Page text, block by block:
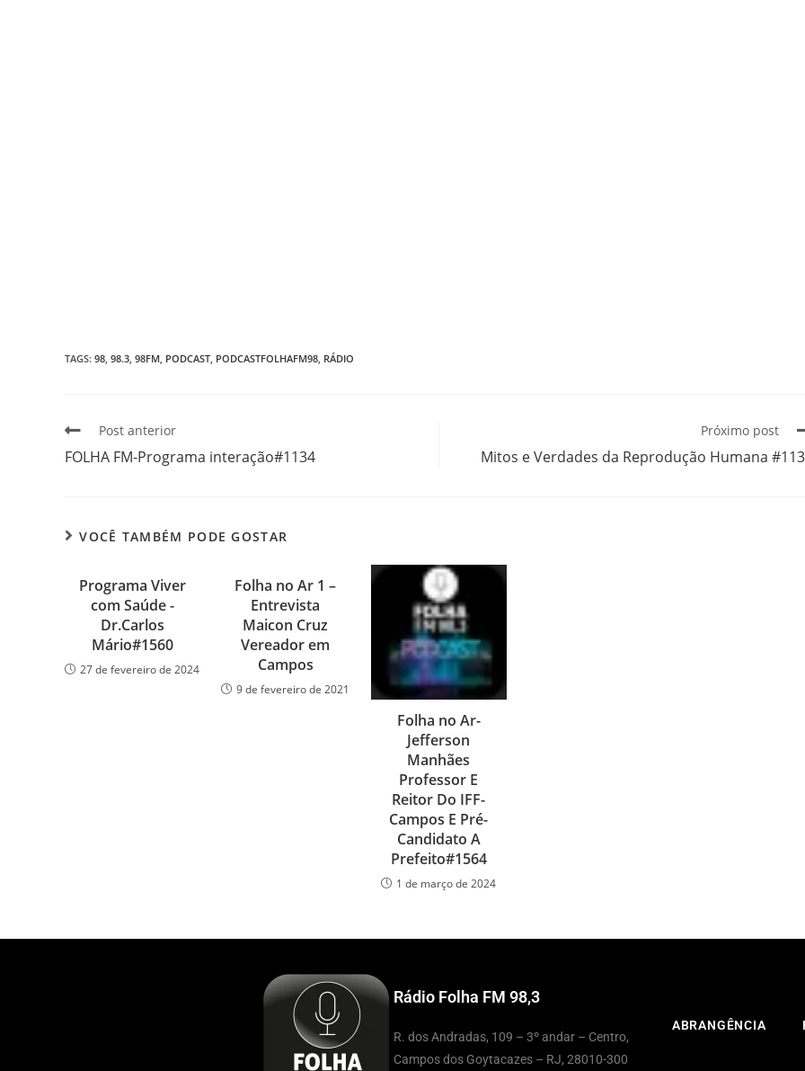
TAGS: 98 98.3 98FM PODCAST PODCASTFOLHAFM98 RÁDIO
Post anterior
FOLHA FM-Programa interação#1134
Próximo post
Mitos e Verdades da Reprodução Humana
VOCÊ TAMBÉM PODE GOSTAR
Programa Viver
com Saúde -
Dr.Carlos
Mário#1560
27 de fevereiro de 2024
Folha no Ar 1 –
Entrevista
Maicon Cruz
Vereador em
Campos
9 de fevereiro de 2021
Folha no Ar-
Jefferson
Manhães
Professor E
Reitor Do IFF-
Campos E Pré-
Candidato A
Prefeito#1564
1 de março de 2024
Rádio Folha FM 98,3
R. dos Andradas, 109 – 3º andar – Centro,
Campos dos Goytacazes – RJ, 28010-300
ABRANGÊNCIA